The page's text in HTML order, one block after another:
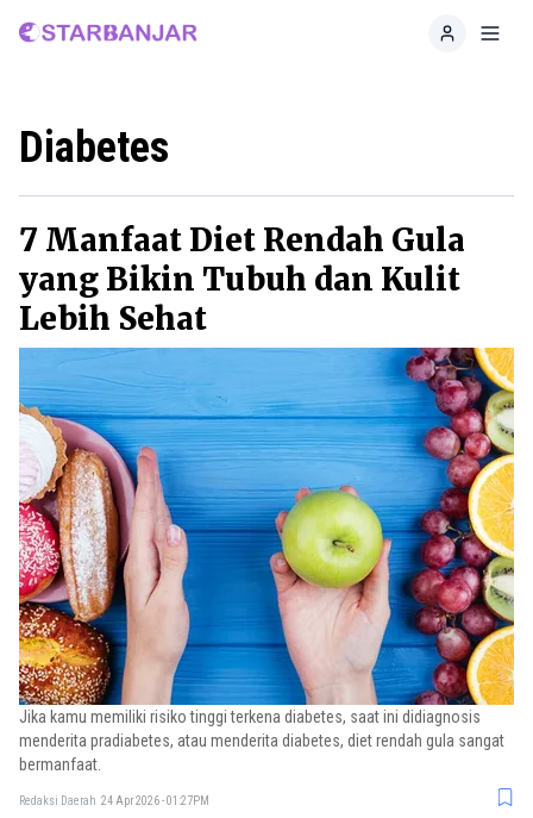
Home
Diabetes
7 Manfaat Diet Rendah Gula
yang Bikin Tubuh dan Kulit
Lebih Sehat
Jika kamu memiliki risiko tinggi terkena diabetes, saat ini didiagnosis
menderita pradiabetes, atau menderita diabetes, diet rendah gula sangat
bermanfaat.
Redaksi Daerah 24 Apr 2026 - 01:27PM